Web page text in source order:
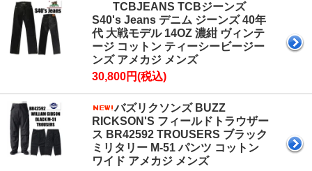
TCBJEANS TCBジーンズ
S40's Jeans デニム ジーンズ 40年
代 大戦モデル 14OZ 濃紺 ヴィンテ
ージ コットン ティーシービージー
ンズ アメカジ メンズ
30,800円(税込)
バズリクソンズ BUZZ
RICKSON'S フィールドトラウザー
ス BR42592 TROUSERS ブラック
ミリタリー M-51 パンツ コットン
ワイド アメカジ メンズ